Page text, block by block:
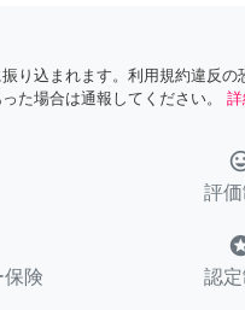
り込まれます。利用規約違反の
た場合は通報してください。
評
保険 認